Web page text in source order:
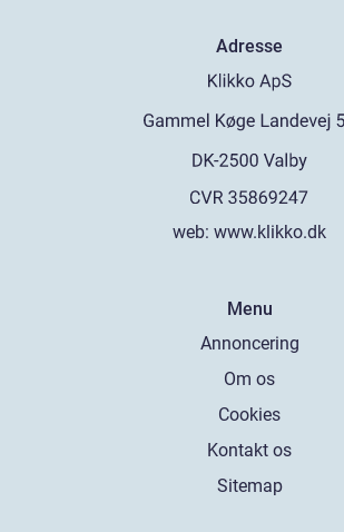
Adresse
web: www.klikko.dk
Menu
Annoncering
Om os
Cookies
Kontakt os
Sitemap